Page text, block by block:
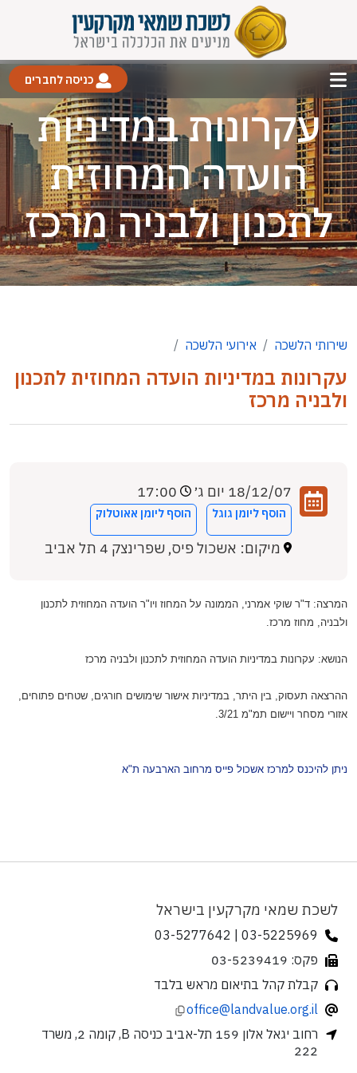
כניסה לחברים
עקרונות במדיניות
הועדה המחוזית
לתכנון ולבניה מרכז
שירותי הלשכה אירועי הלשכה
עקרונות במדיניות הועדה המחוזית לתכנון
ולבניה מרכז
18/12/07 יום ג׳
הוסף ליומן גוגל הוסף ליומן אאוטלוק
מיקום: אשכול פיס, שפרינצק 4 תל אביב
המרצה: ד"ר שוקי אמרני, הממונה על המחוז ויו"ר הועדה המחוזית לתכנון
ולבניה, מחוז מרכז.
הנושא: עקרונות במדיניות הועדה המחוזית לתכנון ולבניה מרכז
ההרצאה תעסוק, בין היתר, במדיניות אישור שימושים חורגים, שטחים פתוחים,
אזורי מסחר ויישום תמ"מ 3/21.
ניתן להיכנס למרכז אשכול פייס מרחוב הארבעה ת"א
לשכת שמאי מקרקעין בישראל
03-5225969 | 03-5277642
פקס: 03-5239419
קבלת קהל בתיאום מראש בלבד
office@landvalue.org.il
רחוב יגאל אלון 159 תל-אביב כניסה B, קומה 2, משרד
222